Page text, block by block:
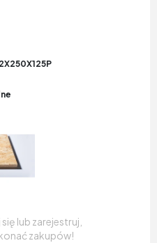
lub zarejestruj,
zakupów!